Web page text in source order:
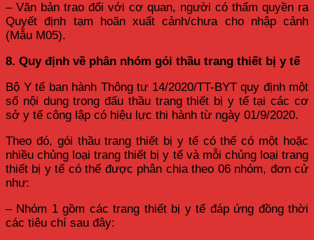
– Văn bản trao đổi với cơ quan, người có thẩm quyền ra
Quyết định tạm hoãn xuất cảnh/chưa cho nhập cảnh
(Mẫu M05).
8. Quy định về phân nhóm gói thầu trang thiết bị y tế
Bộ Y tế ban hành Thông tư 14/2020/TT-BYT quy định một
số nội dung trong đấu thầu trang thiết bị y tế tại các cơ
sở y tế công lập có hiệu lực thi hành từ ngày 01/9/2020.
Theo đó, gói thầu trang thiết bị y tế có thể có một hoặc
nhiều chủng loại trang thiết bị y tế và mỗi chủng loại trang
thiết bị y tế có thể được phân chia theo 06 nhóm, đơn cử
như:
– Nhóm 1 gồm các trang thiết bị y tế đáp ứng đồng thời
các tiêu chí sau đây: